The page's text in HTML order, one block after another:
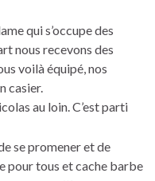
qui s’occupe des
nous recevons des
voilà équipé, nos
casier.
au loin. C’est parti
se promener et de
pour tous et cache barbe